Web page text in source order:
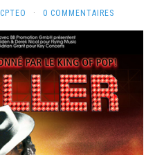
CPTEO · 0 COMMENTAIRES